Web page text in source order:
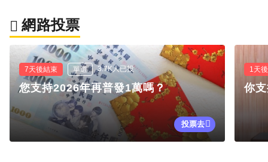
網路投票
7天後結束 單選 3.7K人已投
您支持2026年再普發1萬嗎？
投票去
1天
你